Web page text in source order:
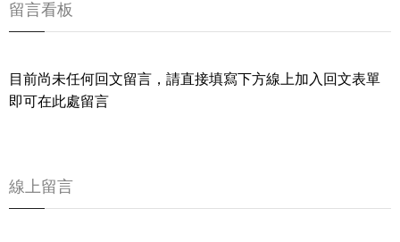
留言看板
目前尚未任何回文留言，請直接填寫下方線上加入回文表單
即可在此處留言
線上留言